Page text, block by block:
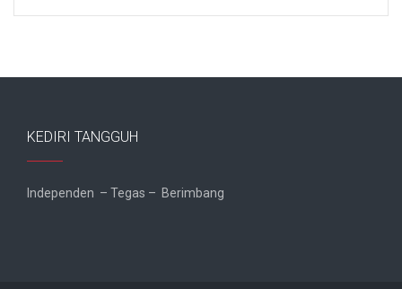
KEDIRI TANGGUH
Independen – Tegas – Berimbang